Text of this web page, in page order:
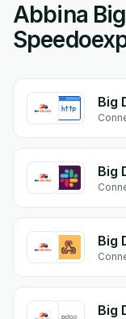
Abbina
Big
Big
Big
Big